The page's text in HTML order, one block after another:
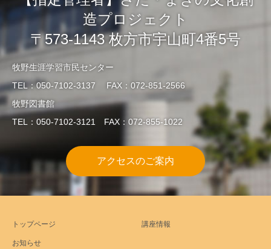
造プロジェクト
〒573-1143 枚方市宇山町4番5号
牧野生涯学習市民センター
TEL：050-7102-3137 FAX：072-851-2566
牧野図書館
TEL：050-7102-3121 FAX：072-855-1022
アクセスのご案内
トップページ
お知らせ
講座情報